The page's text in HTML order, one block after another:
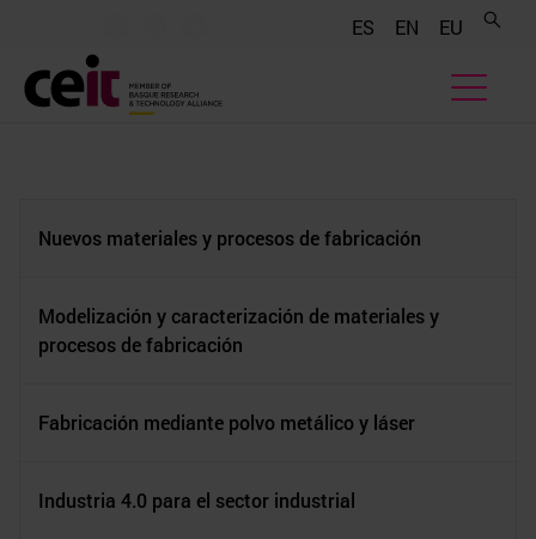
ES EN EU
Nuevos materiales y procesos de fabricación
Modelización y caracterización de materiales y
procesos de fabricación
Fabricación mediante polvo metálico y láser
Industria 4.0 para el sector industrial